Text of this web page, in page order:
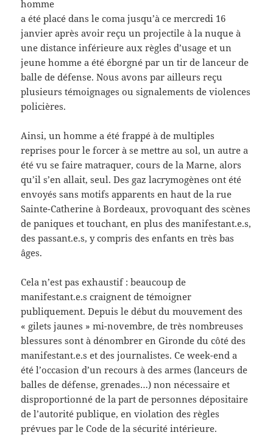
homme
a été placé dans le coma jusqu’à ce mercredi 16
janvier après avoir reçu un projectile à la nuque à
une distance inférieure aux règles d’usage et un
jeune homme a été éborgné par un tir de lanceur de
balle de défense. Nous avons par ailleurs reçu
plusieurs témoignages ou signalements de violences
policières.
Ainsi, un homme a été frappé à de multiples
reprises pour le forcer à se mettre au sol, un autre a
été vu se faire matraquer, cours de la Marne, alors
qu’il s’en allait, seul. Des gaz lacrymogènes ont été
envoyés sans motifs apparents en haut de la rue
Sainte-Catherine à Bordeaux, provoquant des scènes
de paniques et touchant, en plus des manifestant.e.s,
des passant.e.s, y compris des enfants en très bas
âges.
Cela n’est pas exhaustif : beaucoup de
manifestant.e.s craignent de témoigner
publiquement. Depuis le début du mouvement des
« gilets jaunes » mi-novembre, de très nombreuses
blessures sont à dénombrer en Gironde du côté des
manifestant.e.s et des journalistes. Ce week-end a
été l’occasion d’un recours à des armes (lanceurs de
balles de défense, grenades…) non nécessaire et
disproportionné de la part de personnes dépositaire
de l’autorité publique, en violation des règles
prévues par le Code de la sécurité intérieure.